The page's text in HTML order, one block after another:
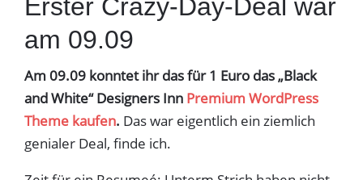
Erster Crazy-Day-Deal war
am 09.09
Am 09.09 konntet ihr das für 1 Euro das„Black
and White“Designers Inn Premium WordPress
Theme kaufen. Das war eigentlich ein ziemlich
genialer Deal, finde ich.